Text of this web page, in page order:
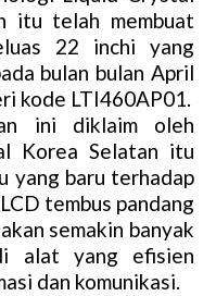
itu telah membuat
22 inchi yang
bulan bulan April
kode LTI460AP01.
ini diklaim oleh
Korea Selatan itu
yang baru terhadap
tembus pandang
semakin banyak
alat yang efisien
dan komunikasi.